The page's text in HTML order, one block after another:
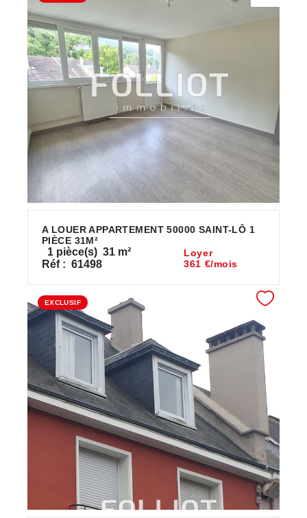
A LOUER APPARTEMENT 50000 SAINT-LÔ 1
PIÈCE 31M²
1 pièce(s) 31 m²
Réf : 61498
Loyer
361 €/mois
EXCLUSIF